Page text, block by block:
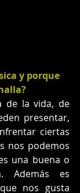
y porque
de la vida, de
presentar,
ciertas
nos podemos
una buena o
Además es
nos gusta